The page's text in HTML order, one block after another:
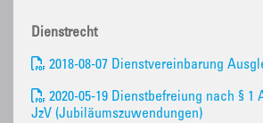
Dienstrecht
2018-08-07 Dienstvereinbarung
2020-05-19 Dienstbefreiung nach § 1
JzV (Jubiläumszuwendungen)